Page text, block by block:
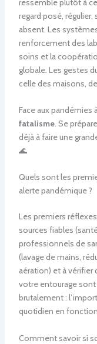
ressemble plutôt à
regard posé,
absent. Les
renforcement des
soins et la
globale. Les gestes
celle des maisons,
Face aux pandémies
fatalisme. Se
déjà à faire une
🌊
Quels sont les
alerte pandémique ?
Les premiers
sources fiables
professionnels de
(lavage de mains,
aération) et à vérifier
votre entourage
brutalement :
quotidien en
Comment savoir si